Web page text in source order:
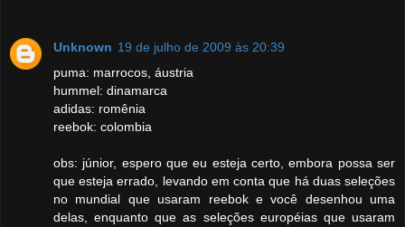
Unknown 19 de julho de 2009 às 20:39
puma: marrocos, áustria
hummel: dinamarca
adidas: romênia
reebok: colombia
obs: júnior, espero que eu esteja certo, embora possa ser
que esteja errado, levando em conta que há duas seleções
no mundial que usaram reebok e você desenhou uma
delas, enquanto que as seleções européias que usaram